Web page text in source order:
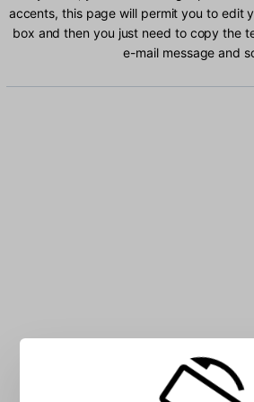
accents, this page will permit you to edit
box and then you just need to copy the
e-mail message and
Type Hungarian